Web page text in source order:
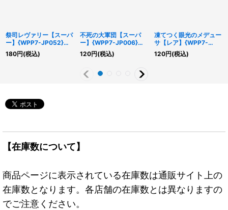
祭司レヴァリー【スーパ
ー】{WPP7-JP052}
《モンスター》
180円(税込)
不死の大軍団【スーパ
ー】{WPP7-JP006}
《エクシーズ》
120円(税込)
凍てつく眼光のメデュー
サ【レア】{WPP7-
JP003}《モンスター》
120円(税込)
【在庫数について】
商品ページに表示されている在庫数は通販サイト上の
在庫数となります。各店舗の在庫数とは異なりますの
でご注意ください。